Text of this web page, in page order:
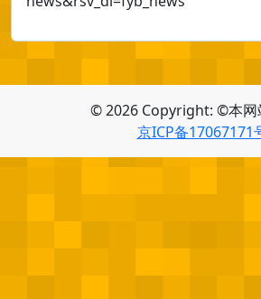
© 2026 Copyright: ©本网
京ICP备17067171